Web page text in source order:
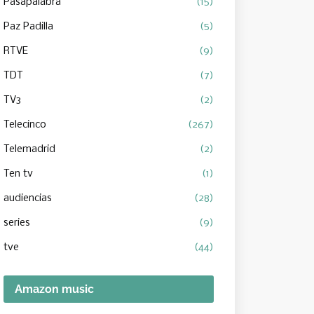
Paz Padilla (5)
RTVE (9)
TDT (7)
TV3 (2)
Telecinco (267)
Telemadrid (2)
Ten tv (1)
audiencias (28)
series (9)
tve (44)
Amazon music